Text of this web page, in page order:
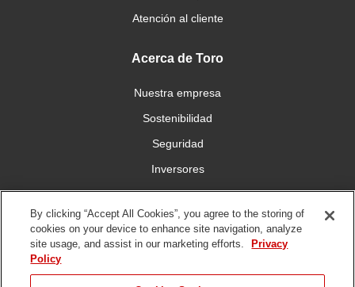
Atención al cliente
Acerca de Toro
Nuestra empresa
Sostenibilidad
Seguridad
Inversores
Trabajo
Conéctese con nosotros
By clicking “Accept All Cookies”, you agree to the storing of
cookies on your device to enhance site navigation, analyze
site usage, and assist in our marketing efforts.
Privacy
Policy